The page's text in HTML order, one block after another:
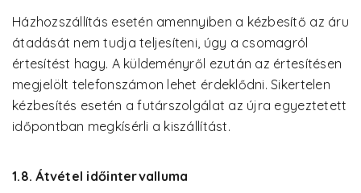
Házhozszállítás esetén amennyiben a kézbesítő az áru
átadását nem tudja teljesíteni, úgy a csomagról
értesítést hagy. A küldeményről ezután az értesítésen
megjelölt telefonszámon lehet érdeklődni. Sikertelen
kézbesítés esetén a futárszolgálat az újra egyeztetett
időpontban megkísérli a kiszállítást.
1.8. Átvétel időintervalluma